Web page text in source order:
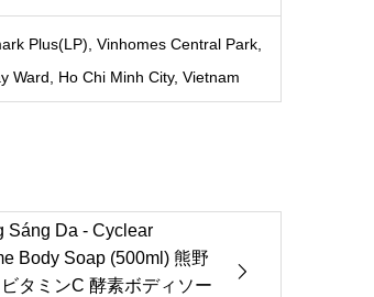
Plus(LP), Vinhomes Central Park,
Ward, Ho Chi Minh City, Vietnam
Sáng Da - Cyclear
Body Soap (500ml) 熊野
タミンC 酵素ボディソー